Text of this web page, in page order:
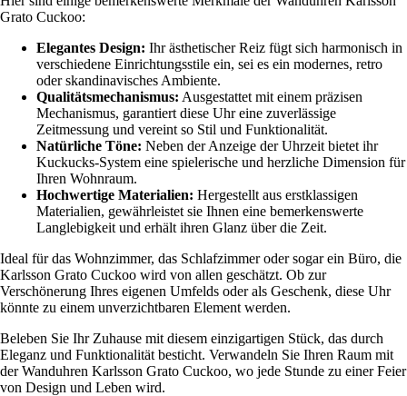
Grato Cuckoo:
Elegantes Design: Ihr ästhetischer Reiz fügt sich harmonisch in
verschiedene Einrichtungsstile ein, sei es ein modernes, retro
oder skandinavisches Ambiente.
Qualitätsmechanismus: Ausgestattet mit einem präzisen
Mechanismus, garantiert diese Uhr eine zuverlässige
Zeitmessung und vereint so Stil und Funktionalität.
Natürliche Töne: Neben der Anzeige der Uhrzeit bietet ihr
Kuckucks-System eine spielerische und herzliche Dimension für
Ihren Wohnraum.
Hochwertige Materialien: Hergestellt aus erstklassigen
Materialien, gewährleistet sie Ihnen eine bemerkenswerte
Langlebigkeit und erhält ihren Glanz über die Zeit.
Ideal für das Wohnzimmer, das Schlafzimmer oder sogar ein Büro, die
Karlsson Grato Cuckoo wird von allen geschätzt. Ob zur
Verschönerung Ihres eigenen Umfelds oder als Geschenk, diese Uhr
könnte zu einem unverzichtbaren Element werden.
Beleben Sie Ihr Zuhause mit diesem einzigartigen Stück, das durch
Eleganz und Funktionalität besticht. Verwandeln Sie Ihren Raum mit
der Wanduhren Karlsson Grato Cuckoo, wo jede Stunde zu einer Feier
von Design und Leben wird.